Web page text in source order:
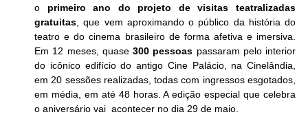
o primeiro ano do projeto de visitas teatralizadas
gratuitas , que vem aproximando o público da história do
teatro e do cinema brasileiro de forma afetiva e imersiva.
Em 12 meses, quase 300 pessoas passaram pelo interior
do icônico edifício do antigo Cine Palácio, na Cinelândia,
em 20 sessões realizadas, todas com ingressos esgotados,
em média, em até 48 horas. A edição especial que celebra
o aniversário vai  acontecer no dia 29 de maio.